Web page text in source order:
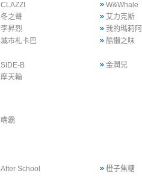
CLAZZI
W&Whale
冬之聲
艾力克斯
李昇烈
我的瑪莉
城市札卡巴
酷懶之味
SIDE-B
金潤兒
摩天輪
嘴霸
After School 橙子焦糖